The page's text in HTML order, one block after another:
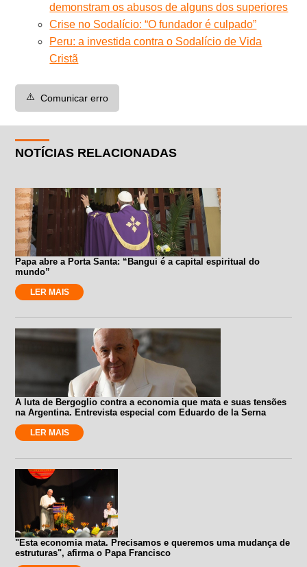
demonstram os abusos de alguns dos superiores
Crise no Sodalício: “O fundador é culpado”
Peru: a investida contra o Sodalício de Vida
Cristã
⚠️ Comunicar erro
NOTÍCIAS RELACIONADAS
Papa abre a Porta Santa: “Bangui é a capital espiritual do
mundo”
LER MAIS
A luta de Bergoglio contra a economia que mata e suas tensões
na Argentina. Entrevista especial com Eduardo de la Serna
LER MAIS
"Esta economia mata. Precisamos e queremos uma mudança de
estruturas", afirma o Papa Francisco